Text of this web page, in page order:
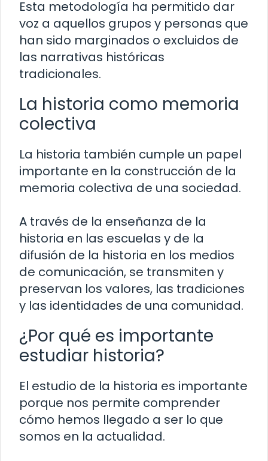
Esta metodología ha permitido dar
voz a aquellos grupos y personas que
han sido marginados o excluidos de
las narrativas históricas
tradicionales.
La historia como memoria
colectiva
La historia también cumple un papel
importante en la construcción de la
memoria colectiva de una sociedad.
A través de la enseñanza de la
historia en las escuelas y de la
difusión de la historia en los medios
de comunicación, se transmiten y
preservan los valores, las tradiciones
y las identidades de una comunidad.
¿Por qué es importante
estudiar historia?
El estudio de la historia es importante
porque nos permite comprender
cómo hemos llegado a ser lo que
somos en la actualidad.